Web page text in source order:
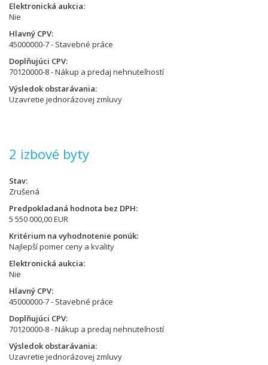
Elektronická aukcia
Nie
Hlavný CPV
45000000-7 - Stavebné práce
Doplňujúci CPV
70120000-8 - Nákup a predaj nehnuteľností
Výsledok obstarávania
Uzavretie jednorázovej zmluvy
2 izbové byty
Stav
Zrušená
Predpokladaná hodnota bez DPH
5 550 000,00 EUR
Kritérium na vyhodnotenie ponúk
Najlepší pomer ceny a kvality
Elektronická aukcia
Nie
Hlavný CPV
45000000-7 - Stavebné práce
Doplňujúci CPV
70120000-8 - Nákup a predaj nehnuteľností
Výsledok obstarávania
Uzavretie jednorázovej zmluvy